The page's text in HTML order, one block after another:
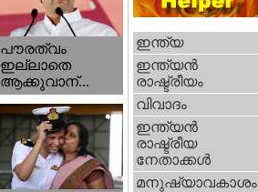
പൗരത്വം
ഇല്ലാതെ
ആക്കുവാന്...
ഇന്ത്യ
ഇന്ത്യന്‍
രാഷ്ട്രീയം
വിവാദം
ഇന്ത്യന്‍
രാഷ്ട്രീയ
നേതാക്കള്‍
മനുഷ്യാവകാശം